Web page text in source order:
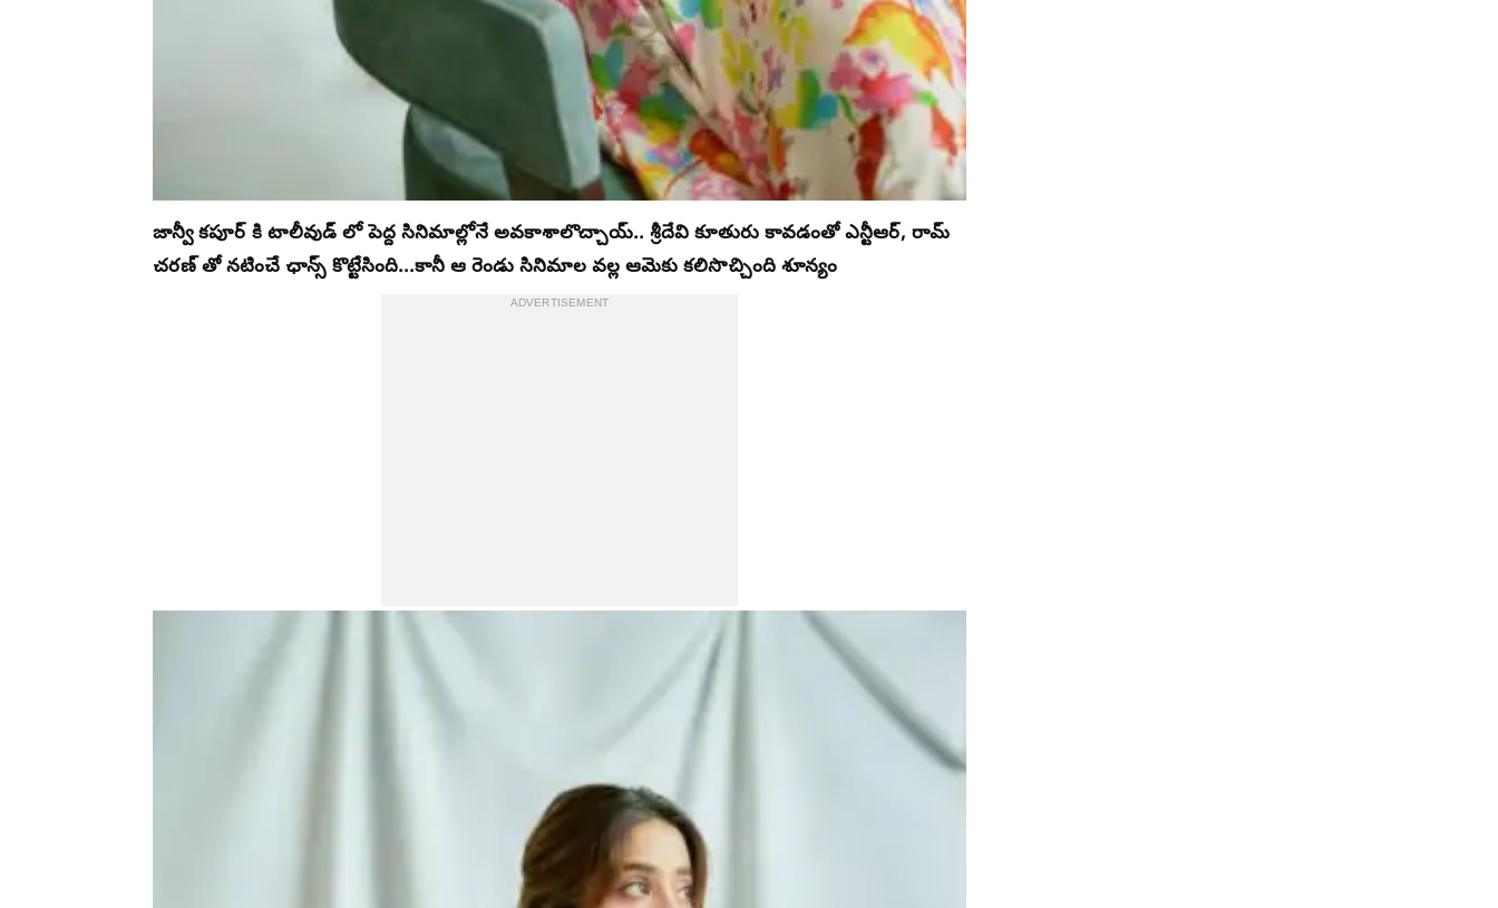
జాన్వీ కపూర్ కి టాలీవుడ్ లో పెద్ద సినిమాల్లోనే అవకాశాలొచ్చాయ్.. శ్రీదేవి కూతురు కావడంతో ఎన్టీఆర్, రామ్
చరణ్ తో నటించే ఛాన్స్ కొట్టేసింది...కానీ ఆ రెండు సినిమాల వల్ల ఆమెకు కలిసొచ్చింది శూన్యం
ADVERTISEMENT